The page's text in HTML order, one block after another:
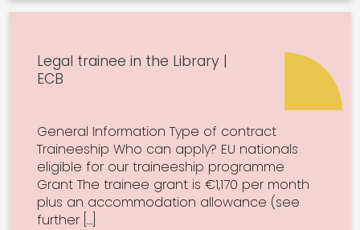
Legal trainee in the Library |
ECB
General Information Type of contract
Traineeship Who can apply? EU nationals
eligible for our traineeship programme
Grant The trainee grant is €1,170 per month
plus an accommodation allowance (see
further […]